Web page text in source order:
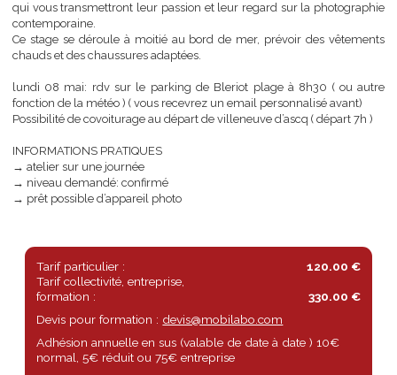
Ce stage très complet est organisé sur une journée alternant
d’images, conseils techniques, sortie photo sur le littoral, debriefing.
Ces stages sont animés par des photographes auteurs
qui vous transmettront leur passion et leur regard sur la
Ce stage se déroule à moitié au bord de mer, prévoir des
chauds et des chaussures adaptées.
lundi 08 mai: rdv sur le parking de Bleriot plage à 8h30 ( ou
fonction de la météo ) ( vous recevrez un email personnalisé avant)
Possibilité de covoiturage au départ de villeneuve d’ascq ( départ
→ niveau demandé: confirmé
→ prêt possible d’appareil photo
Tarif particulier :
120.00 €
Tarif collectivité, entreprise,